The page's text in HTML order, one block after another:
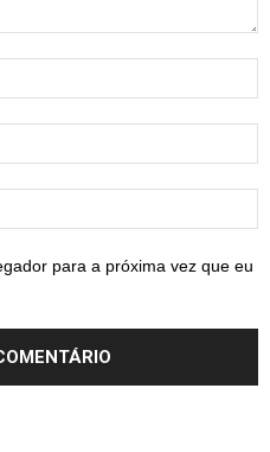
para a próxima vez que eu